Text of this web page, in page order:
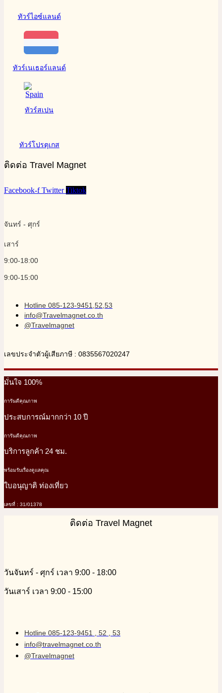
ทัวร์ไอซ์แลนด์
ทัวร์เนเธอร์แลนด์
ทัวร์สเปน
ทัวร์โปรตุเกส
ติดต่อ Travel Magnet
Facebook-f Twitter Tiktok
จันทร์ - ศุกร์
เสาร์
9:00-18:00
9:00-15:00
Hotline 085-123-9451,52,53
info@Travelmagnet.co.th
@Travelmagnet
เลขประจำตัวผู้เสียภาษี : 0835567020247
มั่นใจ 100%
การันตีคุณภาพ
ประสบการณ์มากกว่า 10 ปี
การันตีคุณภาพ
บริการลูกค้า 24 ชม.
พร้อมรับเรื่องดูแลคุณ
ใบอนุญาติ ท่องเที่ยว
เลขที่ : 31/01378
ติดต่อ Travel Magnet
วันจันทร์ - ศุกร์ เวลา 9:00 - 18:00
วันเสาร์ เวลา 9:00 - 15:00
Hotline 085-123-9451 , 52 , 53
info@travelmagnet.co.th
@Travelmagnet